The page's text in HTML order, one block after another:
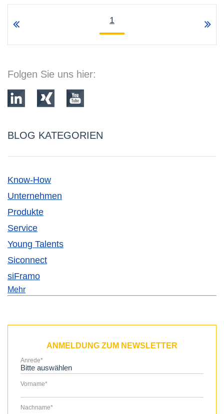
1
Folgen Sie uns hier:
BLOG KATEGORIEN
Know-How
Unternehmen
Produkte
Service
Young Talents
Siconnect
siFramo
Mehr
ANMELDUNG ZUM NEWSLETTER
Anrede*
Vorname*
Nachname*